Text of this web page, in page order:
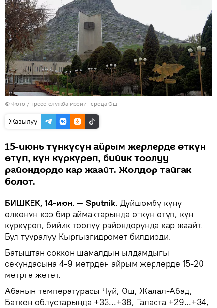
© Фото / пресс-служба мэрии города Ош
Жазылуу
15-июнь түнкүсүн айрым жерлерде өткүн
өтүп, күн күркүрөп, бийик тоолуу
райондордо кар жаайт. Жолдор тайгак
болот.
БИШКЕК, 14-июн. — Sputnik. Дүйшөмбү күнү
өлкөнүн кээ бир аймактарында өткүн өтүп, күн
күркүрөп, бийик тоолуу райондорунда кар жаайт.
Бул тууралуу Кыргызгидромет билдирди.
Батыштан соккон шамалдын ылдамдыгы
секундасына 4-9 метрден айрым жерлерде 15-20
метрге жетет.
Абанын температурасы Чүй, Ош, Жалал-Абад,
Баткен облустарында +33...+38, Таласта +29...+34,